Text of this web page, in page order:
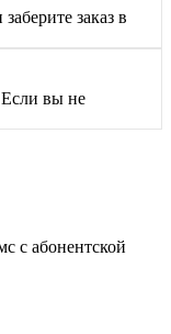
заказ в
Если вы не
с абонентской